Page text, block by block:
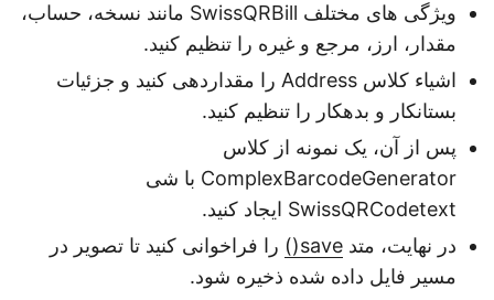
ویژگی های مختلف SwissQRBill مانند نسخه، حساب،
مقدار، ارز، مرجع و غیره را تنظیم کنید.
اشیاء کلاس Address را مقداردهی کنید و جزئیات
بستانکار و بدهکار را تنظیم کنید.
پس از آن، یک نمونه از کلاس
ComplexBarcodeGenerator با شی
SwissQRCodetext ایجاد کنید.
در نهایت، متدsave()
را فراخوانی کنید تا تصویر در
مسیر فایل داده شده ذخیره شود.